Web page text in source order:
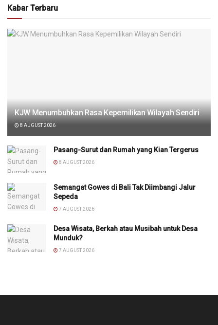
Kabar Terbaru
KJW Menumbuhkan Rasa Kepemilikan Wilayah Sendiri
8 AUGUST 2026
Pasang-Surut dan Rumah yang Kian Tergerus
8 AUGUST 2026
Semangat Gowes di Bali Tak Diimbangi Jalur
Sepeda
7 AUGUST 2026
Desa Wisata, Berkah atau Musibah untuk Desa
Munduk?
7 AUGUST 2026